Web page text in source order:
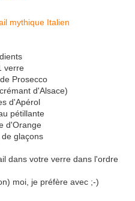
verre
Prosecco
d'Alsace)
d'Apérol
pétillante
d'Orange
glaçons
dans votre verre dans l'ordre
moi, je préfère avec ;-)